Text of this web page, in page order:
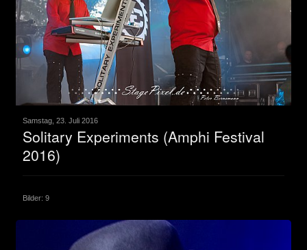
Samstag, 23. Juli 2016
Solitary Experiments (Amphi Festival
2016)
Bilder: 9